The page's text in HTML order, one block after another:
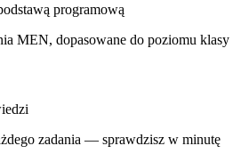
programową
MEN, dopasowane do poziomu klasy
zadania — sprawdzisz w minutę